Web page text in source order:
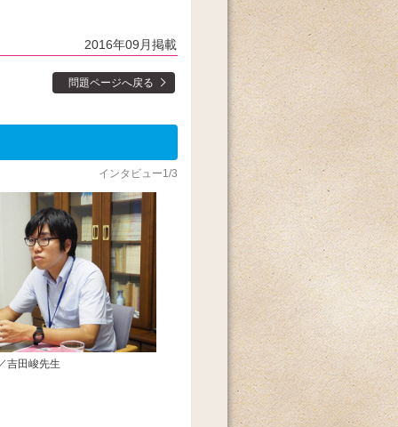
2016年09月掲載
問題ページへ戻る
インタビュー1/3
吉田峻先生